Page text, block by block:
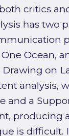
critics
has two
Ocean,
on
analysis,
and a
producing
is difficult.